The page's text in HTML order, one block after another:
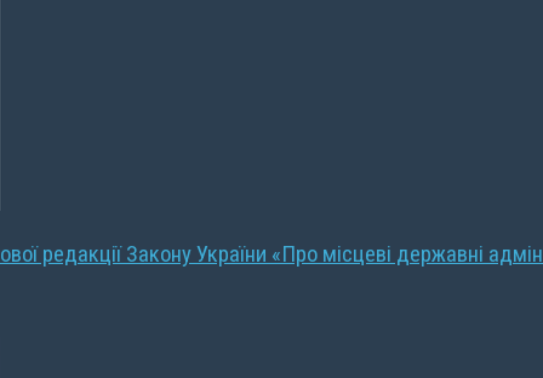
редакції Закону України «Про місцеві державні